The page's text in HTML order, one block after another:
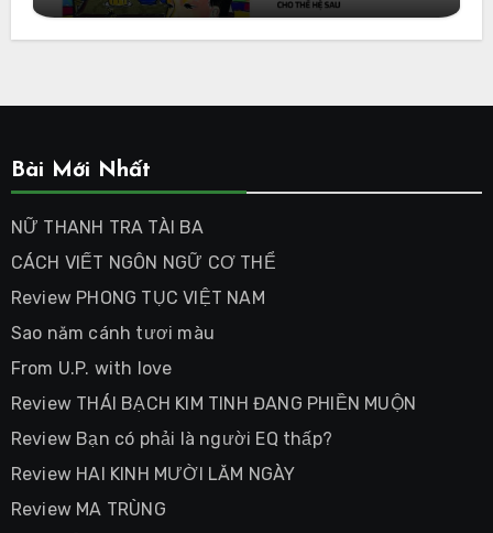
Bài Mới Nhất
NỮ THANH TRA TÀI BA
CÁCH VIẾT NGÔN NGỮ CƠ THỂ
Review PHONG TỤC VIỆT NAM
Sao năm cánh tươi màu
From U.P. with love
Review THÁI BẠCH KIM TINH ĐANG PHIỀN MUỘN
Review Bạn có phải là người EQ thấp?
Review HAI KINH MƯỜI LĂM NGÀY
Review MA TRÙNG